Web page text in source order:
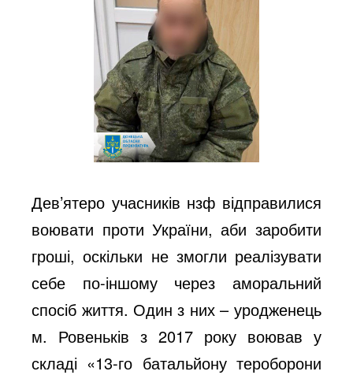
Дев’ятеро учасників нзф відправилися
воювати проти України, аби заробити
гроші, оскільки не змогли реалізувати
себе по-іншому через аморальний
спосіб життя. Один з них – уродженець
м. Ровеньків з 2017 року воював у
складі «13-го батальйону тероборони